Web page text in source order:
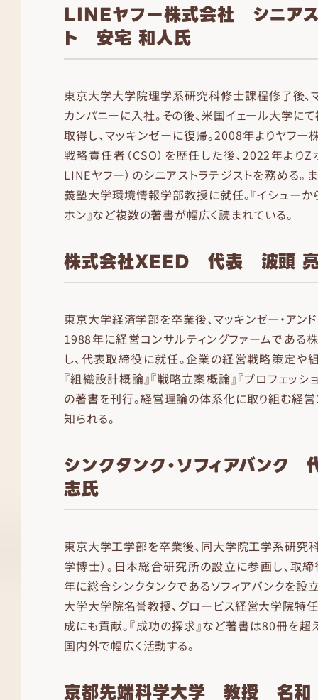
LINEヤフー株式会社 シニア
ト 安宅 和人氏
東京大学大学院理学系研究科修士課程修了後、マ
カンパニーに入社。その後、米国イェール大学に
取得し、マッキンゼーに復帰。2008年よりヤフー
戦略責任者（CSO）を歴任した後、2022年よりZ
LINEヤフー）のシニアストラテジストを務める。
義塾大学環境情報学部教授に就任。『イシューか
ホン』など複数の著書が幅広く読まれている。
株式会社XEED 代表 波頭
東京大学経済学部を卒業後、マッキンゼー・アン
1988年に経営コンサルティングファームである
し、代表取締役に就任。企業の経営戦略策定や
『組織設計概論』『戦略立案概論』『プロフェッ
の著書を刊行。経営理論の体系化に取り組む経営
知られる。
シンクタンク・ソフィアバン
志氏
東京大学工学部を卒業後、同大学院工学系研究
学博士）。日本総合研究所の設立に参画し、取
年に総合シンクタンクであるソフィアバンクを設
大学大学院名誉教授、グロービス経営大学院特
成にも貢献。『成功の探求』など著書は80冊を超
国内外で幅広く活動する。
京都先端科学大学 教授 名和